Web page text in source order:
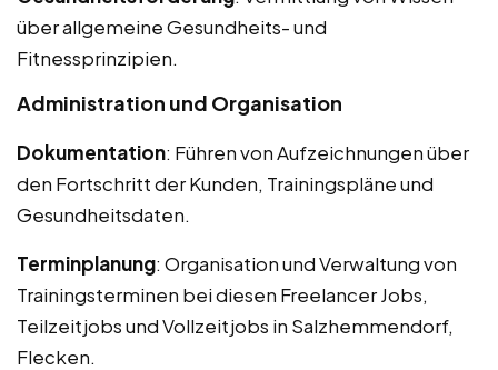
über allgemeine Gesundheits- und
Fitnessprinzipien.
Administration und Organisation
Dokumentation: Führen von Aufzeichnungen über
den Fortschritt der Kunden, Trainingspläne und
Gesundheitsdaten.
Terminplanung: Organisation und Verwaltung von
Trainingsterminen bei diesen Freelancer Jobs,
Teilzeitjobs und Vollzeitjobs in Salzhemmendorf,
Flecken.